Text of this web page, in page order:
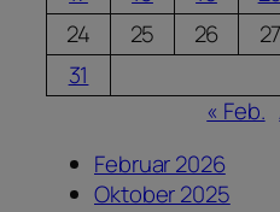
24
25 26 27
31
« Feb.
Februar 2026
Oktober 2025